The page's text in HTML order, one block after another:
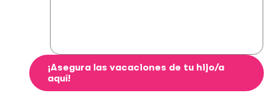
¡Asegura las vacaciones de tu hijo/a
aquí!